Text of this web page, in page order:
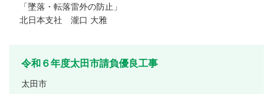
「墜落・転落雷外の防止」
北日本支社 瀧口 大雅
令和６年度太田市請負優良工事
太田市